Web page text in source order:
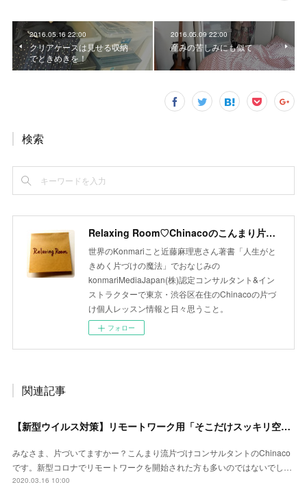
2016.05.16 22:00
クリアケースは見せる収納
でときめきを！
2016.05.09 22:00
産みの苦しみにも似て
検索
Relaxing Room♡Chinacoのこんまり片づけLesson
世界のKonmariこと近藤麻理恵さん著書「人生がと
きめく片づけの魔法」でおなじみの
konmariMediaJapan(株)認定コンサルタント&イン
ストラクターで東京・渋谷区在住のChinacoの片づ
け個人レッスン情報と日々思うこと。
フォロー
関連記事
【新型ウイルス対策】リモートワーク用「そこだけスッキリ空間」のすすめ
みなさま、片づいてますかー？こんまり流片づけコンサルタントのChinaco
です。新型コロナでリモートワークを開始された方も多いのではないでし…
2020.03.16 10:00